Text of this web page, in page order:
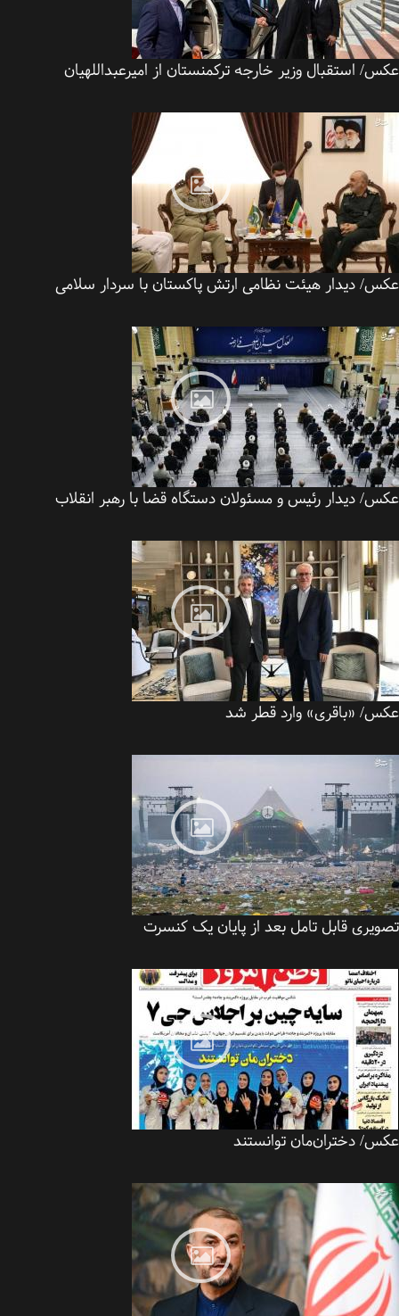
استقبال وزیر خارجه ترکمنستان از امیرعبداللهیان
دیدار هیئت نظامی ارتش پاکستان با سردار سلامی
دیدار رئیس و مسئولان دستگاه قضا با رهبر انقلاب
«باقری» وارد قطر شد
قابل تامل بعد از پایان یک کنسرت
دختران‌مان توانستند